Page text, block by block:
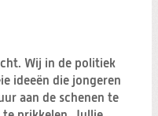
Wij in de politiek
ideeën die jongeren
aan de schenen te